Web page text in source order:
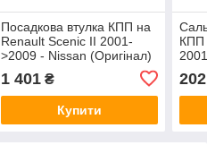
Посадкова втулка КПП на
Renault Scenic II 2001-
>2009 - Nissan (Оригінал)
1 401₴
Купити
КПП
202